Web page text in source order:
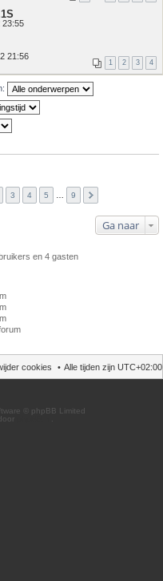
23:55
21:56
1 2 3 4
3 4 5 9
Ga naar
en 4 gasten
Alle tijden zijn UTC+02:00
cookies
© phpBB Limited